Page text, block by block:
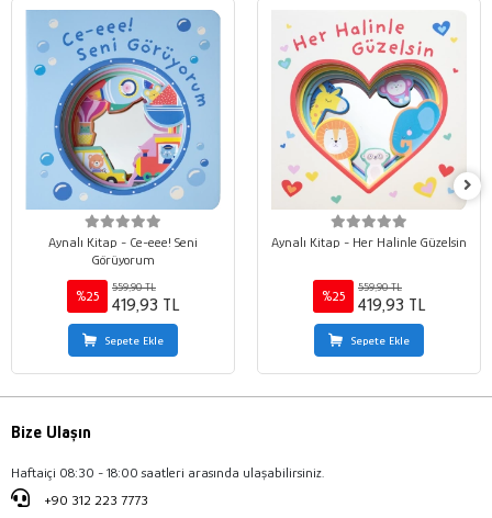
Aynalı Kitap - Ce-eee! Seni
Görüyorum
%25
559,90 TL
419,93 TL
Sepete Ekle
Aynalı Kitap - Her Halinle Güzelsin
%25
559,90 TL
419,93 TL
Sepete Ekle
Bize Ulaşın
Haftaiçi 08:30 - 18:00 saatleri arasında ulaşabilirsiniz.
+90 312 223 7773